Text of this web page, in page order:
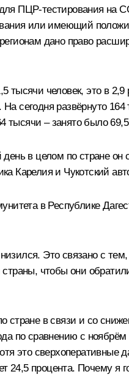
ПЦР-тестирования на
или имеющий
дано право
тысячи человек, это в
сегодня развёрнуто 164
– занято было 69,5
в целом по стране он
Карелия и Чукотский
в Республике
Это связано с
чтобы они
стране в связи и со
по сравнению с ноябрём
это сверхоперативные
24,5 процента. Почему я